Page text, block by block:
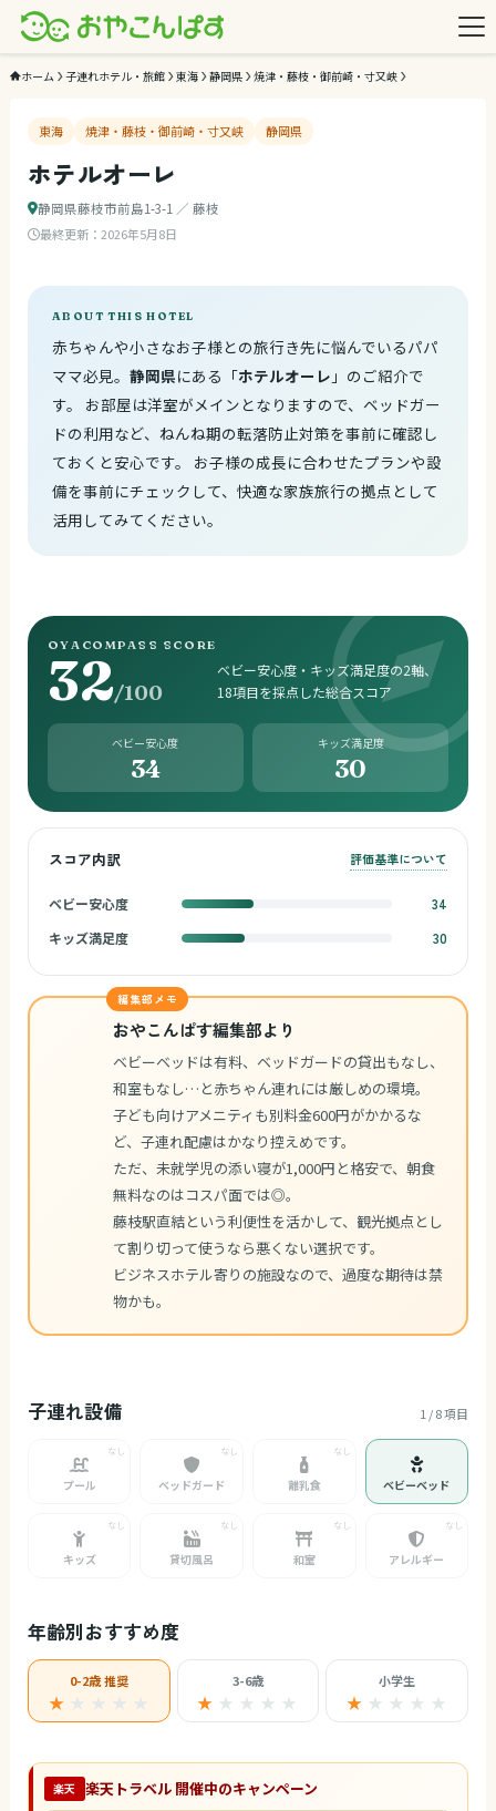
ホーム 子連れホテル・旅館 東海 静岡県 焼津・藤枝・御前崎・寸又峡
東海 焼津・藤枝・御前崎・寸又峡 静岡県
ホテルオーレ
静岡県藤枝市前島1-3-1 ／ 藤枝
最終更新： 2026年5月8日
ABOUT THIS HOTEL
赤ちゃんや小さなお子様との旅行き先に悩んでいるパパ
ママ必見。 静岡県にある「ホテルオーレ 」のご紹介で
す。 お部屋は洋室がメインとなりますので、ベッドガー
ドの利用など、ねんね期の転落防止対策を事前に確認し
ておくと安心です。 お子様の成長に合わせたプランや設
備を事前にチェックして、快適な家族旅行の拠点として
活用してみてください。
OYACOMPASS SCORE
32/100
ベビー安心度・キッズ満足度の2軸、
18項目を採点した総合スコア
ベビー安心度
34
キッズ満足度
30
スコア内訳 評価基準について
ベビー安心度
34
キッズ満足度
30
編集部メモ
おやこんぱす編集部より
ベビーベッドは有料、ベッドガードの貸出もなし、
和室もなし…と赤ちゃん連れには厳しめの環境。
子ども向けアメニティも別料金600円がかかるな
ど、子連れ配慮はかなり控えめです。
ただ、未就学児の添い寝が1,000円と格安で、朝食
無料なのはコスパ面では◎。
藤枝駅直結という利便性を活かして、観光拠点とし
て割り切って使うなら悪くない選択です。
ビジネスホテル寄りの施設なので、過度な期待は禁
物かも。
子連れ設備 1 / 8 項目
プール ベッドガード 離乳食 ベビーベッド
キッズ 貸切風呂 和室 アレルギー
年齢別おすすめ度
0-2歳 推奨
★ ★ ★ ★ ★
3-6歳
★ ★ ★ ★ ★
小学生
★ ★ ★ ★ ★
楽天 楽天トラベル 開催中のキャンペーン